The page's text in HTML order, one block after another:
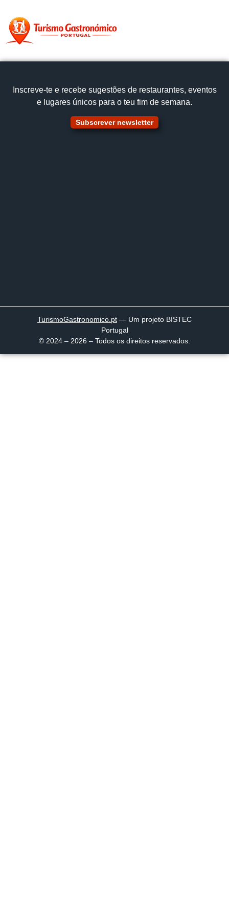
Inscreve‑te e recebe sugestões de restaurantes, eventos
e lugares únicos para o teu fim de semana.
Subscrever newsletter
TurismoGastronomico .pt — Um projeto BISTEC
Portugal
© 2024 – 2026 – Todos os direitos reservados.